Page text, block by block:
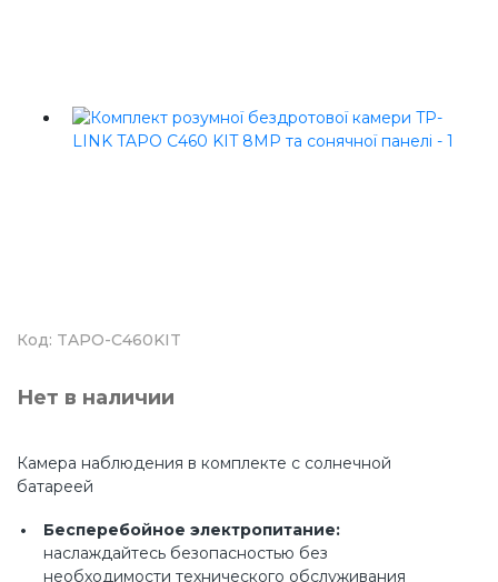
Код: TAPO-C460KIT
Нет в наличии
Камера наблюдения в комплекте с солнечной
батареей
Бесперебойное электропитание:
наслаждайтесь безопасностью без
необходимости технического обслуживания